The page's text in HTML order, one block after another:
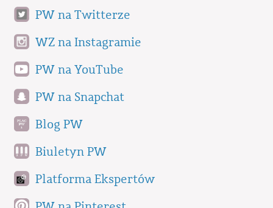
PW na Twitterze
WZ na Instagramie
PW na YouTube
PW na Snapchat
Blog PW
Biuletyn PW
Platforma Ekspertów